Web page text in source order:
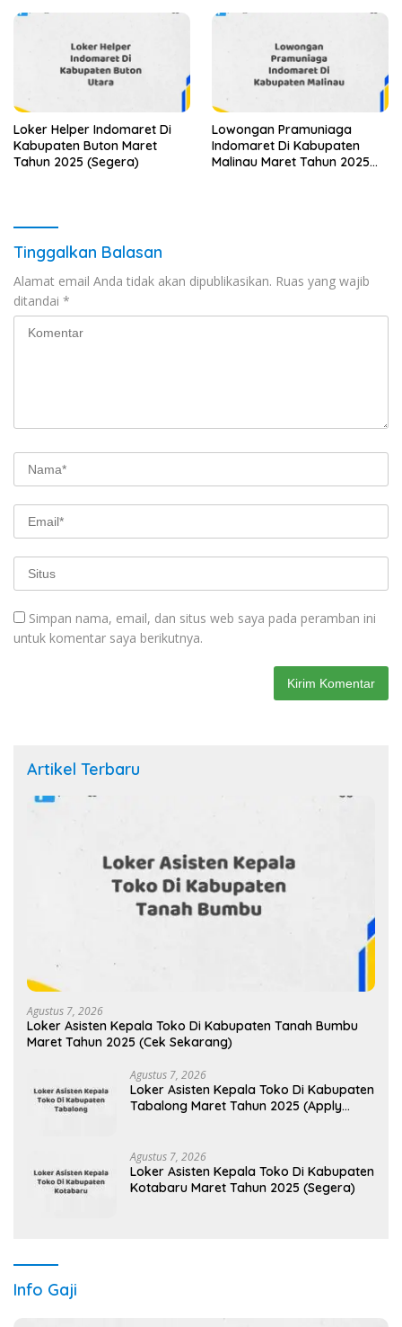
Loker Helper Indomaret Di
Kabupaten Buton Maret
Tahun 2025 (Segera)
Lowongan Pramuniaga
Indomaret Di Kabupaten
Malinau Maret Tahun 2025
Tinggalkan Balasan
Alamat email Anda tidak akan dipublikasikan. Ruas yang wajib
ditandai *
Simpan nama, email, dan situs web saya pada peramban ini
untuk komentar saya berikutnya.
Artikel Terbaru
Agustus 7, 2026
Loker Asisten Kepala Toko Di Kabupaten Tanah Bumbu
Maret Tahun 2025 (Cek Sekarang)
Agustus 7, 2026
Loker Asisten Kepala Toko Di Kabupaten
Tabalong Maret Tahun 2025 (Apply
Agustus 7, 2026
Loker Asisten Kepala Toko Di Kabupaten
Kotabaru Maret Tahun 2025 (Segera)
Info Gaji